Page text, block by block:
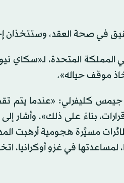
في صحة العقد، وستتخذان
المملكة المتحدة،
موقف حياله».
جيمس كليفرلي: «عندما يتم
بناءً على ذلك». وأشار
مسيَّرة هجومية أرهبت
في غزو أوكرانيا،